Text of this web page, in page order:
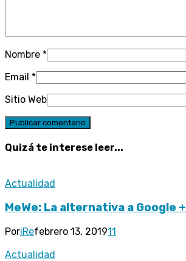
Nombre *
Email *
Sitio Web
Quizá te interese leer...
Actualidad
MeWe: La alternativa a Google +
PoriRefebrero 13, 201911
Actualidad